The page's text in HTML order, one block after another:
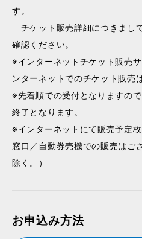
す。
チケット販売詳細につきまし
確認ください。
※インターネットチケット販売
ンターネットでのチケット販売
※先着順での受付となりますの
終了となります。
※インターネットにて販売予定
窓口／自動券売機での販売はご
除く。）
お申込み方法